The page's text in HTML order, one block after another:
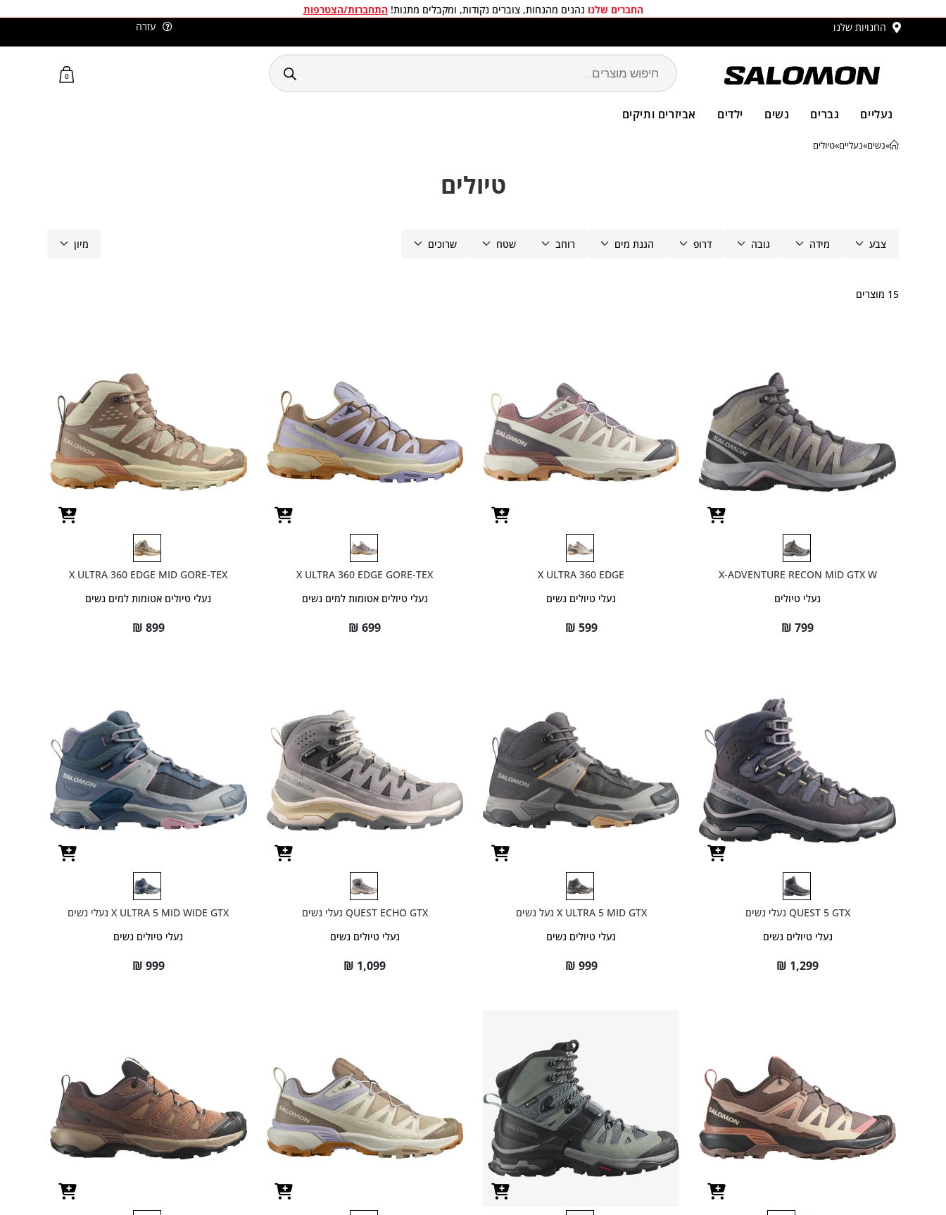
החברים שלנו נהנים מהנחות, צוברים נקודות, ומקבלים מתנות!התחברות/הצטרפות
החנויות שלנו
משלוחים חינם בכל קניה מעל 299 ₪
עזרה
נעליים גברים נשים ילדים אביזרים ותיקים
0
טיולים
»נשים»נעליים»טיולים
צבע מידה גובה דרופ הגנת מים רוחב שטח שרוכים מיון
15 מוצרים
X-ADVENTURE RECON MID GTX W
נעלי טיולים
₪ 799
X ULTRA 360 EDGE
נעלי טיולים נשים
₪ 599
X ULTRA 360 EDGE GORE-TEX
נעלי טיולים אטומות למים נשים
₪ 699
X ULTRA 360 EDGE MID GORE-TEX
נעלי טיולים אטומות למים נשים
₪ 899
QUEST 5 GTX נעלי נשים
נעלי טיולים נשים
₪ 1,299
X ULTRA 5 MID GTX נעל נשים
נעלי טיולים נשים
₪ 999
QUEST ECHO GTX נעלי נשים
נעלי טיולים נשים
₪ 1,099
X ULTRA 5 MID WIDE GTX נעלי נשים
נעלי טיולים נשים
₪ 999